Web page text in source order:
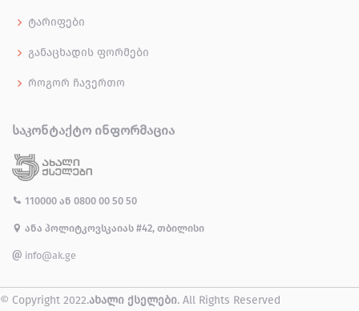
ტარიფები
განაცხადის ფორმები
როგორ ჩავერთო
ᲡᲐᲙᲝᲜᲢᲐᲥᲢᲝ ᲘᲜᲤᲝᲠᲛᲐᲪᲘᲐ
110000 ან 0800 00 50 50
ანა პოლიტკოვსკაიას #42, თბილისი
info@ak.ge
© Copyright 2022.ახალი ქსელები. All Rights Reserved